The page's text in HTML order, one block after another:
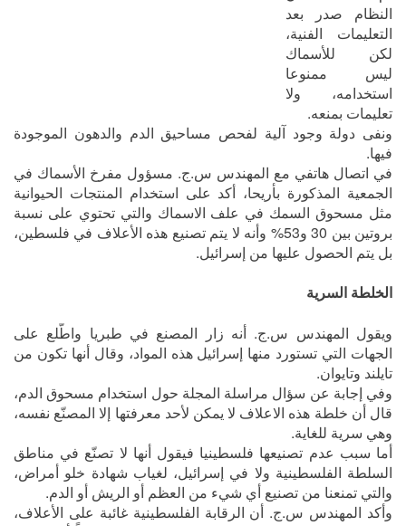
النظام صدر بعد
التعليمات الفنية،
لكن للأسماك
ليس ممنوعا
استخدامه، ولا
تعليمات بمنعه.
ونفى دولة وجود آلية لفحص مساحيق الدم والدهون الموجودة
فيها.
في اتصال هاتفي مع المهندس س.ج. مسؤول مفرخ الأسماك في
الجمعية المذكورة بأريحا، أكد على استخدام المنتجات الحيوانية
مثل مسحوق السمك في علف الاسماك والتي تحتوي على نسبة
بروتين بين 30 و53% وأنه لا يتم تصنيع هذه الأعلاف في فلسطين،
بل يتم الحصول عليها من إسرائيل.
الخلطة السرية
ويقول المهندس س.ج. أنه زار المصنع في طبريا واطّلع على
الجهات التي تستورد منها إسرائيل هذه المواد، وقال أنها تكون من
تايلند وتايوان.
وفي إجابة عن سؤال مراسلة المجلة حول استخدام مسحوق الدم،
قال أن خلطة هذه الاعلاف لا يمكن لأحد معرفتها إلا المصنّع نفسه،
وهي سرية للغاية.
أما سبب عدم تصنيعها فلسطينيا فيقول أنها لا تصنّع في مناطق
السلطة الفلسطينية ولا في إسرائيل، لغياب شهادة خلو أمراض،
والتي تمنعنا من تصنيع أي شيء من العظم أو الريش أو الدم.
وأكد المهندس س.ج. أن الرقابة الفلسطينية غائبة على الأعلاف،